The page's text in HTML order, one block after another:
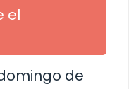
el
de